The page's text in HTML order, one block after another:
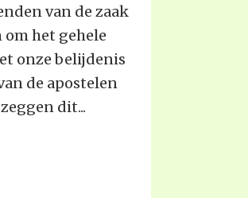
van de zaak
het gehele
onze belijdenis
de apostelen
dit...